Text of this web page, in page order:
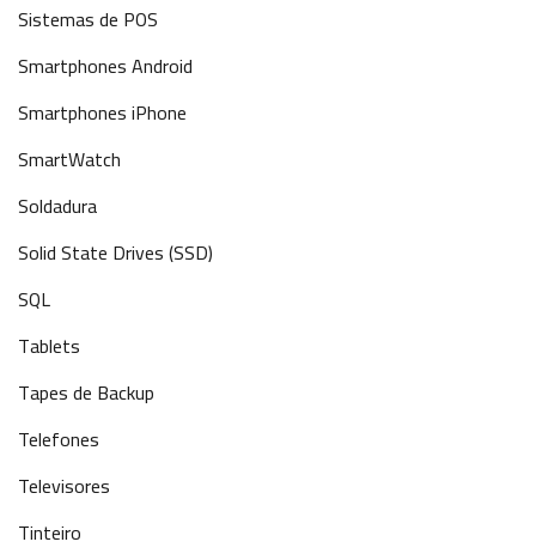
Sistemas de POS
Smartphones Android
Smartphones iPhone
SmartWatch
Soldadura
Solid State Drives (SSD)
SQL
Tablets
Tapes de Backup
Telefones
Televisores
Tinteiro